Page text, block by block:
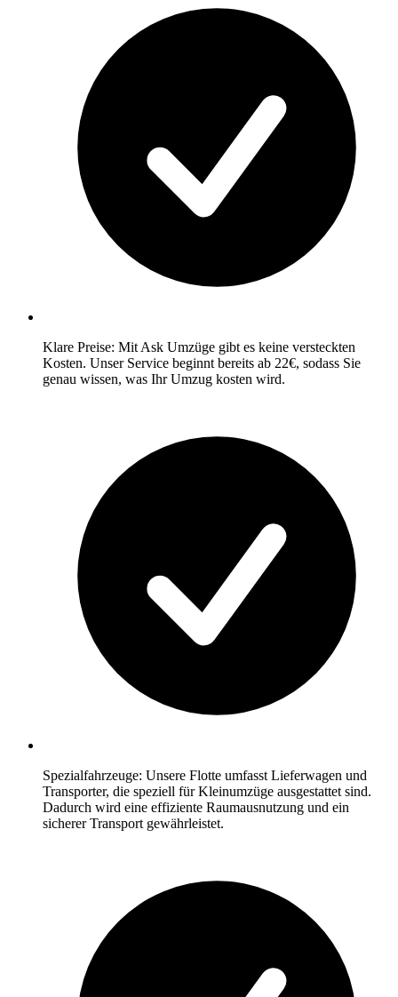
Klare Preise: Mit Ask Umzüge gibt es keine versteckten
Kosten. Unser Service beginnt bereits ab 22€, sodass Sie
genau wissen, was Ihr Umzug kosten wird.
Spezialfahrzeuge: Unsere Flotte umfasst Lieferwagen und
Transporter, die speziell für Kleinumzüge ausgestattet sind.
Dadurch wird eine effiziente Raumausnutzung und ein
sicherer Transport gewährleistet.